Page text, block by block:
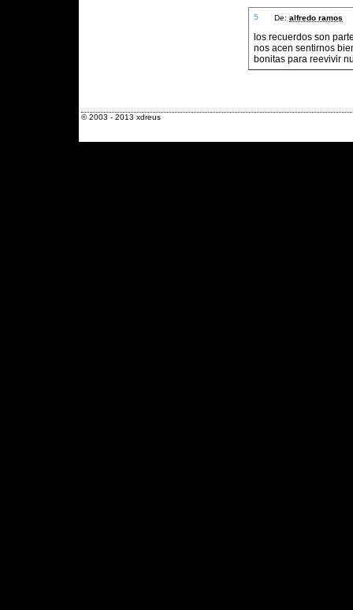
5 De:alfredo ramos
los recuerdos son
nos acen sentirnos
bonitas para reevivir
© 2003 - 2013 xdreus